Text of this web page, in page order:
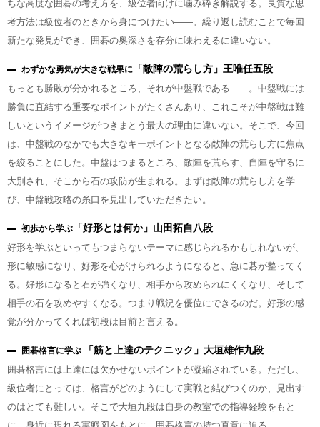
ちな高度な囲碁の考え方を、級位者向けに噛み砕き解説する。良質な思
考方法は級位者のときから身につけたい――。繰り返し読むことで毎回
新たな発見ができ、囲碁の奥深さを存分に味わえるに違いない。
わずかな勇気が大きな戦果に
「敵陣の荒らし方」王唯任五段
もっとも勝敗が分かれるところ、それが中盤戦である――。中盤戦には
勝負に直結する重要なポイントがたくさんあり、これこそが中盤戦は難
しいというイメージがつきまとう最大の理由に違いない。そこで、今回
は、中盤戦のなかでも大きなキーポイントとなる敵陣の荒らし方に焦点
を絞ることにした。中盤はつまるところ、敵陣を荒らす、自陣を守るに
大別され、そこから石の攻防が生まれる。まずは敵陣の荒らし方を学
び、中盤戦攻略の糸口を見出していただきたい。
初歩から学ぶ 「好形とは何か」山田拓自八段
好形を学ぶといってもつまらないテーマに感じられるかもしれないが、
形に敏感になり、好形を心がけられるようになると、急に碁が整ってく
る。好形になると石が強くなり、相手から攻められにくくなり、そして
相手の石を攻めやすくなる。つまり戦況を優位にできるのだ。好形の感
覚が分かってくれば初段は目前と言える。
囲碁格言に学ぶ
「筋と上達のテクニック」大垣雄作九段
囲碁格言には上達には欠かせないポイントが凝縮されている。ただし、
級位者にとっては、格言がどのようにして実戦と結びつくのか、見出す
のはとても難しい。そこで大垣九段は自身の教室での指導経験をもと
に、身近に現れる実戦図をもとに、囲碁格言の持つ真意に迫る。